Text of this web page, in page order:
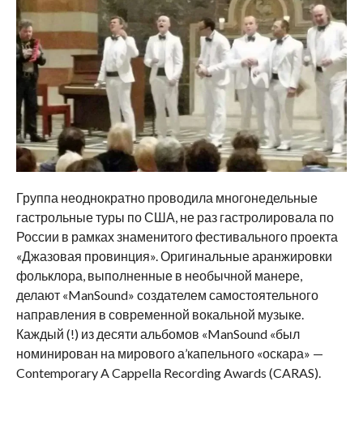
Группа неоднократно проводила многонедельные
гастрольные туры по США, не раз гастролировала по
России в рамках знаменитого фестивального проекта
«Джазовая провинция». Оригинальные аранжировки
фольклора, выполненные в необычной манере,
делают «ManSound» создателем самостоятельного
направления в современной вокальной музыке.
Каждый (!) из десяти альбомов «ManSound «был
номинирован на мирового а’капельного «оскара» —
Contemporary A Cappella Recording Awards (CARAS).